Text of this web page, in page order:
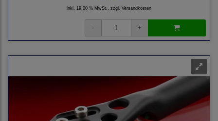
inkl. 19,00 % MwSt., zzgl. Versandkosten